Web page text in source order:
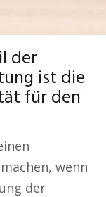
der
ist die
für den
wenn
der